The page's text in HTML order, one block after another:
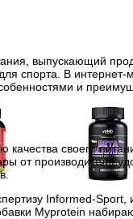
отдельные
В избранное
выпускающий
спорта. В
и
своего
от производителя
Informed-
Myprotein